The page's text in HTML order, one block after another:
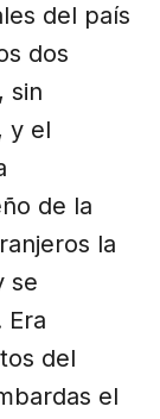
del país
dos
sin
y el
de la
la
se
Era
del
el